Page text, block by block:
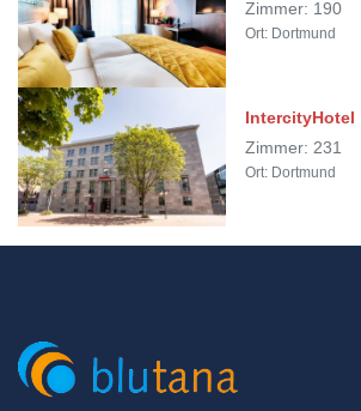
Zimmer: 190
Ort: Dortmund
IntercityHotel
Zimmer: 231
Ort: Dortmund